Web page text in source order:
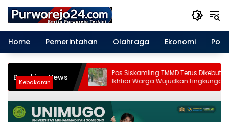
Langsung
konten
Home
Pemerintahan Olahraga Ekonomi
Breaking News Pos Siskamling TMMD Terus Dikebut, Jadi
Ikhtiar Warga Wujudkan Lingkungan
Aman
Kebakaran